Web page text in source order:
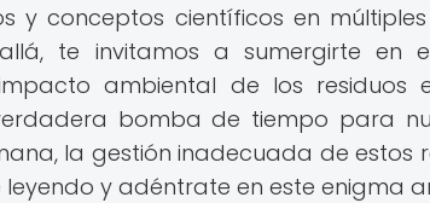
y conceptos científicos en
te invitamos a sumergirte en
ambiental de los residuos
bomba de tiempo para
la gestión inadecuada de estos
leyendo y adéntrate en este enigma